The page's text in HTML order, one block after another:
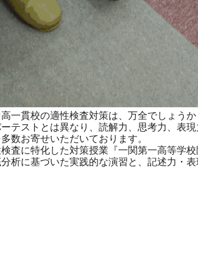
一貫校の適性検査対策は、万全でしょうか
ストとは異なり、読解力、思考力、表
数お寄せいただいております。
に特化した対策授業『一関第一高等学
析に基づいた実践的な演習と、記述力・